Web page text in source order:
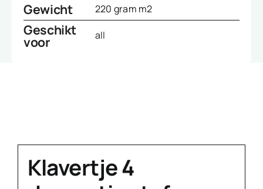
Gewicht 220 gram m2
Geschikt
voor all
Klavertje 4